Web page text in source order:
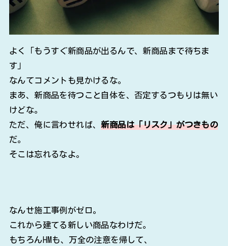
よく「もうすぐ新商品が出るんで、新商品まで待ちま
す」
なんてコメントも見かけるな。
まあ、新商品を待つこと自体を、否定するつもりは無い
けどな。
ただ、俺に言わせれば、新商品は「リスク」がつきもの
だ。
そこは忘れるなよ。
なんせ施工事例がゼロ。
これから建てる新しい商品なわけだ。
もちろんHMも、万全の注意を帰して、